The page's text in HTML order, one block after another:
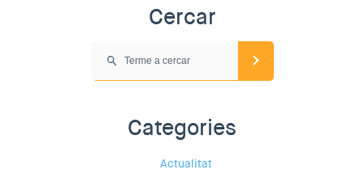
Cercar
Categories
Actualitat